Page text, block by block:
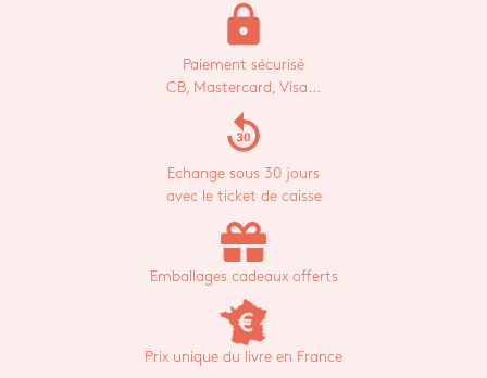
lock
Paiement sécurisé
CB, Mastercard, Visa...
replay_30
Echange sous 30 jours
avec le ticket de caisse
Emballages cadeaux offerts
Prix unique du livre en France